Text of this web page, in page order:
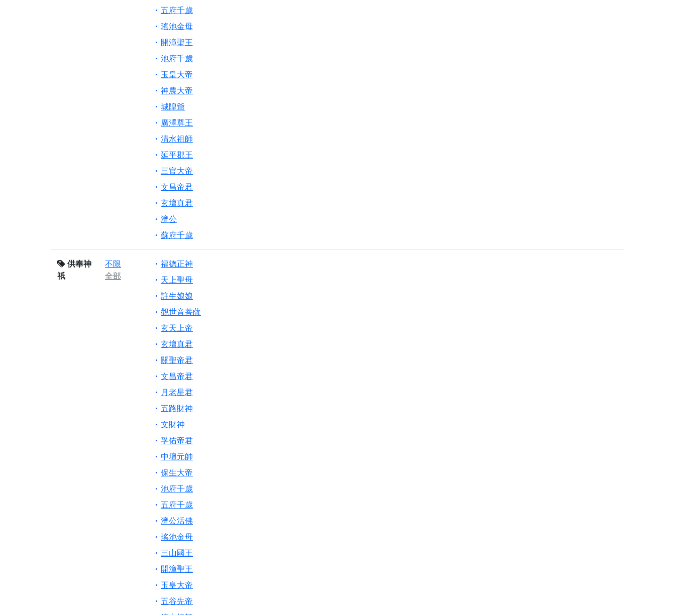
五府千歲
瑤池金母
開漳聖王
池府千歲
玉皇大帝
神農大帝
城隍爺
廣澤尊王
清水祖師
延平郡王
三官大帝
文昌帝君
玄壇真君
濟公
蘇府千歲
供奉神
祇
不限
全部
福德正神
天上聖母
註生娘娘
觀世音菩薩
玄天上帝
玄壇真君
關聖帝君
文昌帝君
月老星君
五路財神
文財神
孚佑帝君
中壇元帥
保生大帝
池府千歲
五府千歲
濟公活佛
瑤池金母
三山國王
開漳聖王
玉皇大帝
五谷先帝